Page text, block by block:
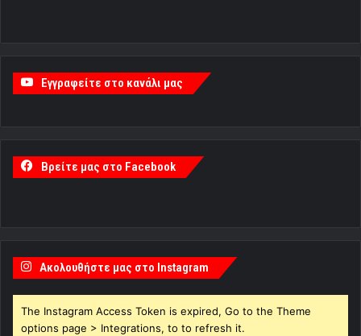
Εγγραφείτε στο κανάλι μας
Βρείτε μας στο Facebook
Ακολουθήστε μας στο Instagram
The Instagram Access Token is expired, Go to the Theme
options page > Integrations, to to refresh it.